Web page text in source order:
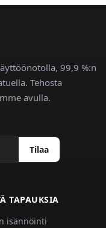
99,9 %:n
Tehosta
avulla.
Tilaa
TAPAUKSIA
isännöinti